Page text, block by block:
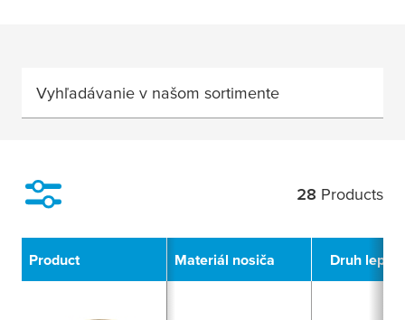
Vyhľadávanie v našom sortimente
28 Products
Product Materiál nosiča Druh